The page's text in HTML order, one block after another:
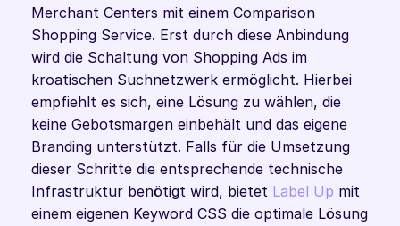
Merchant Centers mit einem Comparison
Shopping Service. Erst durch diese Anbindung
wird die Schaltung von Shopping Ads im
kroatischen Suchnetzwerk ermöglicht. Hierbei
empfiehlt es sich, eine Lösung zu wählen, die
keine Gebotsmargen einbehält und das eigene
Branding unterstützt. Falls für die Umsetzung
dieser Schritte die entsprechende technische
Infrastruktur benötigt wird, bietet Label Up mit
einem eigenen Keyword CSS die optimale Lösung